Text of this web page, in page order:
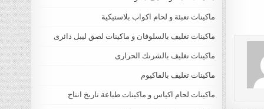
ماكينات تعبئة و لحام اكواب بلاستيكية
ماكينات تغليف بالسلوفان و ماكينات لصق ليبل دائرى
ماكينات تغليف بالشرنك الحرارى
ماكينات تغليف بالفاكيوم
ماكينات لحام اكياس و ماكينات طباعة تاريخ انتاج